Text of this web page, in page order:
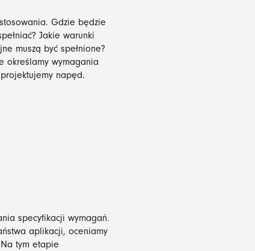
Gdzie będzie
Jakie warunki
muszą być spełnione?
określamy wymagania
napęd.
specyfikacji wymagań.
aplikacji, oceniamy
tym etapie